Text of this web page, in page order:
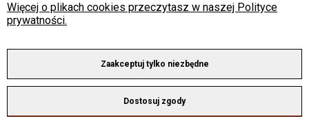
przecinarka FEMI to gwarancja niezawodności i
precyzji cięcia.
Sprawdź przecinarki
FEMI online
WARTO WIEDZIEĆ
Copyright © 2025 by ALLWELD®
Wszelkie prawa zastrzeżone.
Więcej o plikach cookies przeczytasz w naszej Polityce
prywatności.
Zaakceptuj tylko niezbędne
Dostosuj zgody